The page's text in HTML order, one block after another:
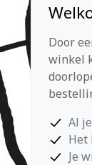
Door
winkel
Al
Het
Je